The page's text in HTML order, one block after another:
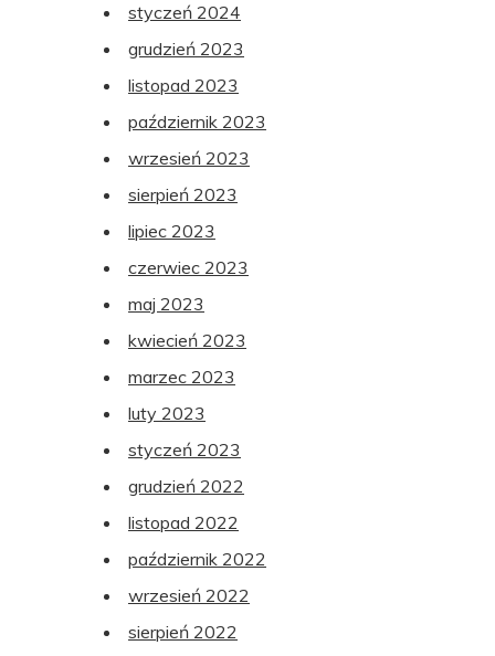
styczeń 2024
grudzień 2023
listopad 2023
październik 2023
wrzesień 2023
sierpień 2023
lipiec 2023
czerwiec 2023
maj 2023
kwiecień 2023
marzec 2023
luty 2023
styczeń 2023
grudzień 2022
listopad 2022
październik 2022
wrzesień 2022
sierpień 2022